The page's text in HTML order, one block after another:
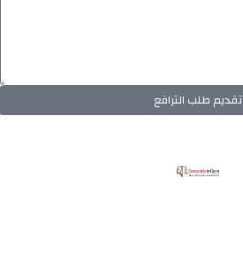
تقديم طلب الترافع